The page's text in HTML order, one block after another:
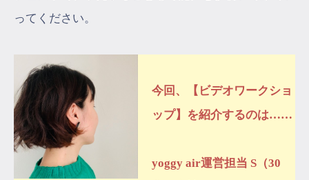
ってください。
今回、【ビデオワークショ
ップ】を紹介するのは……
yoggy air運営担当 S（30